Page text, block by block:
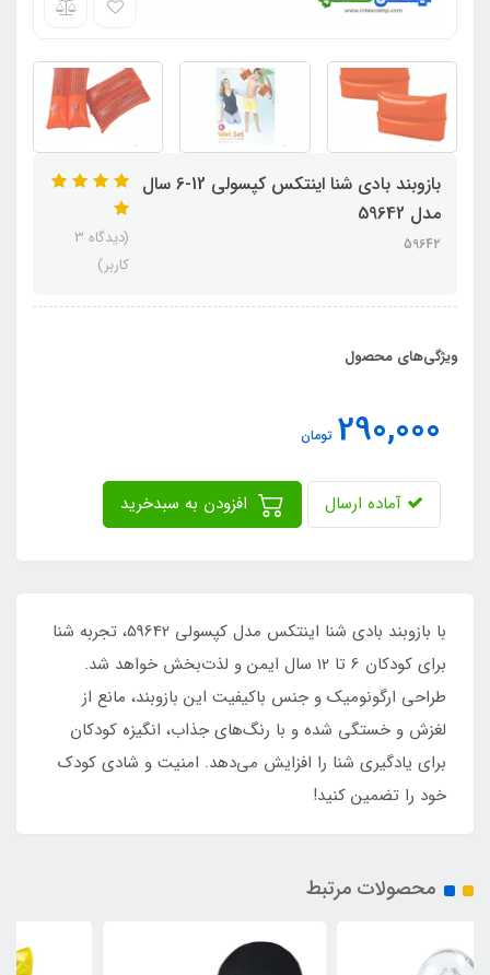
بازوبند بادی شنا اینتکس کپسولی 12-6 سال
مدل 59642
59642
(دیدگاه 3
کاربر)
ویژگی‌های محصول
290,000 تومان
آماده ارسال
با بازوبند بادی شنا اینتکس مدل کپسولی 59642، تجربه شنا
برای کودکان 6 تا 12 سال ایمن و لذت‌بخش خواهد شد.
طراحی ارگونومیک و جنس باکیفیت این بازوبند، مانع از
لغزش و خستگی شده و با رنگ‌های جذاب، انگیزه کودکان
برای یادگیری شنا را افزایش می‌دهد. امنیت و شادی کودک
خود را تضمین کنید!
محصولات مرتبط